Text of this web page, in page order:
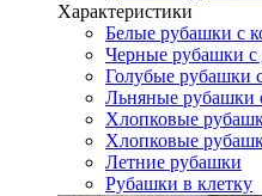
Характеристики
Белые рубашки с
Черные рубашки
Голубые рубашки
Льняные рубашки
Хлопковые
Хлопковые
Летние рубашки
Рубашки в клетку